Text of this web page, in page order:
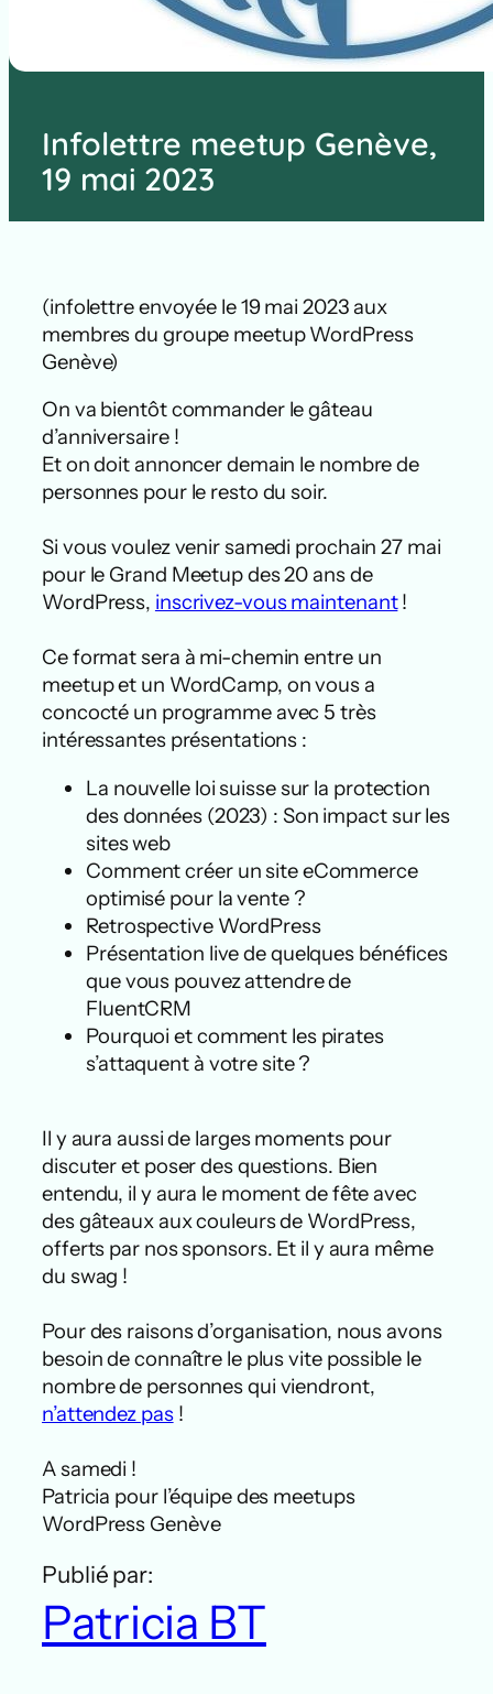
Infolettre meetup Genève,
19 mai 2023
(infolettre envoyée le 19 mai 2023 aux
membres du groupe meetup WordPress
Genève)
On va bientôt commander le gâteau
d’anniversaire !
Et on doit annoncer demain le nombre de
personnes pour le resto du soir.
Si vous voulez venir samedi prochain 27 mai
pour le Grand Meetup des 20 ans de
WordPress, inscrivez-vous maintenant!
Ce format sera à mi-chemin entre un
meetup et un WordCamp, on vous a
concocté un programme avec 5 très
intéressantes présentations :
La nouvelle loi suisse sur la protection
des données (2023) : Son impact sur les
sites web
Comment créer un site eCommerce
optimisé pour la vente ?
Retrospective WordPress
Présentation live de quelques bénéfices
que vous pouvez attendre de
FluentCRM
Pourquoi et comment les pirates
s’attaquent à votre site ?
Il y aura aussi de larges moments pour
discuter et poser des questions. Bien
entendu, il y aura le moment de fête avec
des gâteaux aux couleurs de WordPress,
offerts par nos sponsors. Et il y aura même
du swag !
Pour des raisons d’organisation, nous avons
besoin de connaître le plus vite possible le
nombre de personnes qui viendront,
n’attendez pas!
A samedi !
Patricia pour l’équipe des meetups
WordPress Genève
Publié par:
Patricia BT